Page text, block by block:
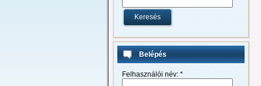
Belépés
Felhasználói név: *